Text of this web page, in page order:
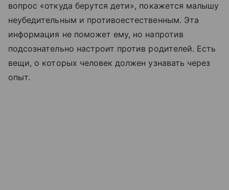
вопрос «откуда берутся дети», покажется малышу
неубедительным и противоестественным. Эта
информация не поможет ему, но напротив
подсознательно настроит против родителей. Есть
вещи, о которых человек должен узнавать через
опыт.